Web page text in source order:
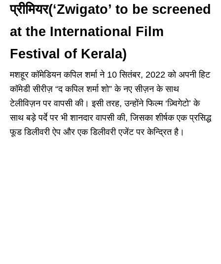
प्रीमियर(‘Zwigato’ to be screened
at the International Film
Festival of Kerala)
मशहूर कॉमेडियन कपिल शर्मा ने 10 सितंबर, 2022 को अपनी हिट
कॉमेडी सीरीज़ “द कपिल शर्मा शो” के नए सीज़न के साथ
टेलीविज़न पर वापसी की। इसी तरह, उन्होंने फिल्म ‘ज़्विगेटो’ के
साथ बड़े पर्दे पर भी शानदार वापसी की, जिसका शीर्षक एक प्रसिद्ध
फूड डिलीवरी ऐप और एक डिलीवरी एजेंट पर केन्द्रित है।